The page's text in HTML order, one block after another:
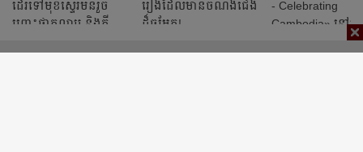
ដើរទៅមុខស្ទើរមិនរួច
ព្រោះផ្កាកុលាប និងក្ដី
រឿងដែលមានចំណងជើង
ដ៏ចម្លែក!
- Celebrating
Cambodia» នៅរាត្